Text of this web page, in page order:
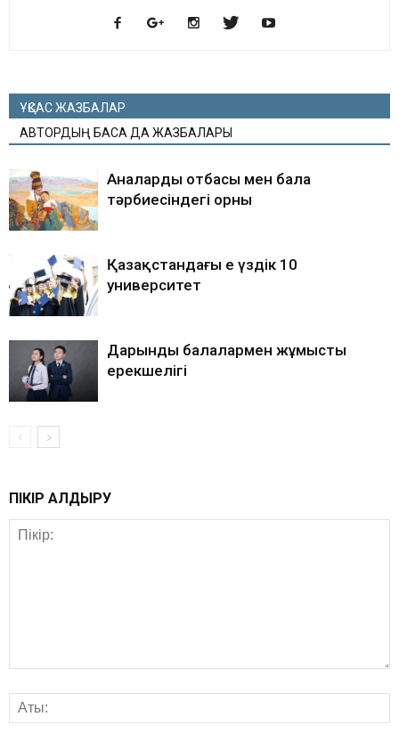
ҰҚСАС ЖАЗБАЛАР
АВТОРДЫҢ БАСҚА ДА ЖАЗБАЛАРЫ
Аналардың отбасы мен бала
тәрбиесіндегі орны
Қазақстандағы ең үздік 10
университет
Дарынды балалармен жұмыстың
ерекшелігі
ПІКІР ҚАЛДЫРУ